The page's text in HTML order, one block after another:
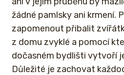
žádné pamlsky ani krmení.
zapomenout přibalit
z domu zvyklé a pomocí
dočasném bydlišti vytvoří
Důležité je zachovat